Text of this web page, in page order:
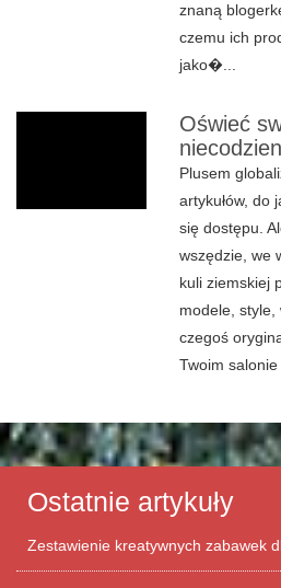
znaną
czemu ich
jako�...
Oświeć
Plusem
artykułów, do
się dostępu.
wszędzie, we
kuli ziemskiej
modele, style,
czegoś
Twoim salonie
Ostatnie artykuły
Zestawienie kreatywnych zabawek